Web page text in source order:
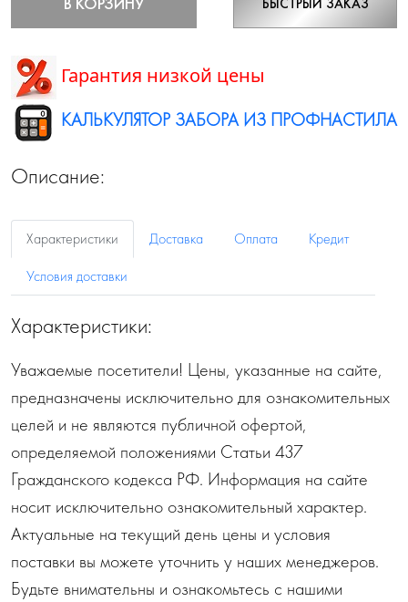
Гарантия низкой цены
КАЛЬКУЛЯТОР ЗАБОРА ИЗ ПРОФНАСТИЛА
Описание:
Характеристики Доставка Оплата
Кредит
Условия доставки
Характеристики:
Уважаемые посетители! Цены, указанные на сайте,
предназначены исключительно для ознакомительных
целей и не являются публичной офертой,
определяемой положениями Статьи 437
Гражданского кодекса РФ. Информация на сайте
носит исключительно ознакомительный характер.
Актуальные на текущий день цены и условия
поставки вы можете уточнить у наших менеджеров.
Будьте внимательны и ознакомьтесь с нашими